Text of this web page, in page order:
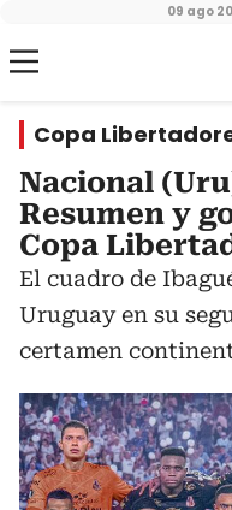
09 ago
Copa
Nacional
Resumen y
Copa
El cuadro de
Uruguay en su
certamen